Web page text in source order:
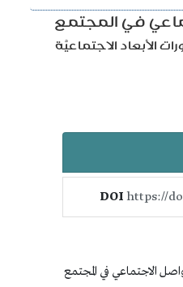
في المجتمع
الأبعاد الاجتماعيَّة
DOI https://
وسائل التواصل الاجتماعي في المجتمع